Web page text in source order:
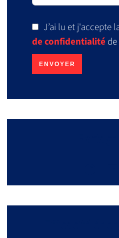
J’ai lu et j'accepte
de confidentialité
ENVOYER